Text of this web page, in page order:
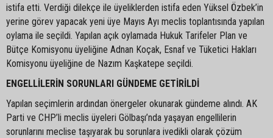
istifa etti. Verdiği dilekçe ile üyeliklerden istifa eden Yüksel Özbek’in
yerine görev yapacak yeni üye Mayıs Ayı meclis toplantısında yapılan
oylama ile seçildi. Yapılan açık oylamada Hukuk Tarifeler Plan ve
Bütçe Komisyonu üyeliğine Adnan Koçak, Esnaf ve Tüketici Hakları
Komisyonu üyeliğine de Nazım Kaşkatepe seçildi.
ENGELLİLERİN SORUNLARI GÜNDEME GETİRİLDİ
Yapılan seçimlerin ardından önergeler okunarak gündeme alındı. AK
Parti ve CHP’li meclis üyeleri Gölbaşı’nda yaşayan engellilerin
sorunlarını meclise taşıyarak bu sorunlara ivedikli olarak çözüm